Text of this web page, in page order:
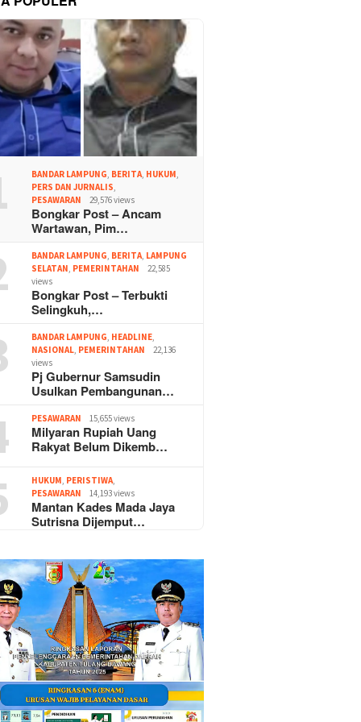
BANDAR LAMPUNG BERITA HUKUM
PERS DAN JURNALIS
PESAWARAN
29,576 views
Bongkar Post – Ancam
Wartawan, Pim…
BANDAR LAMPUNG BERITA LAMPUNG
SELATAN PEMERINTAHAN
22,585
views
Bongkar Post – Terbukti
Selingkuh,…
BANDAR LAMPUNG HEADLINE
NASIONAL PEMERINTAHAN
22,136
views
Pj Gubernur Samsudin
Usulkan Pembangunan…
PESAWARAN 15,655 views
Milyaran Rupiah Uang
Rakyat Belum Dikemb…
HUKUM PERISTIWA
PESAWARAN
14,193 views
Mantan Kades Mada Jaya
Sutrisna Dijemput…